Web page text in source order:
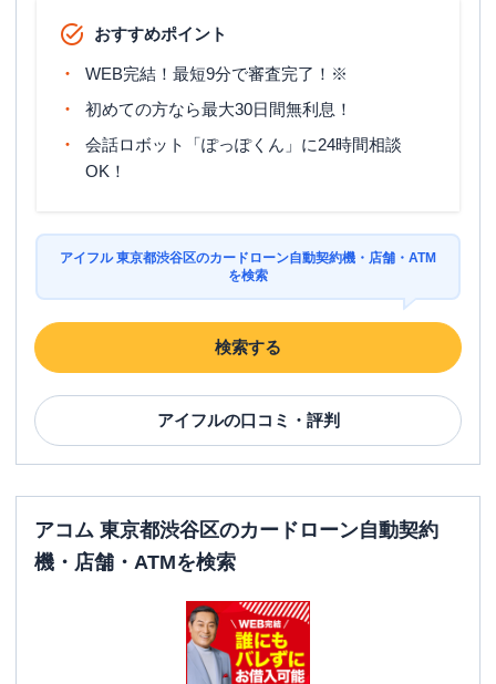
おすすめポイント
WEB完結！最短9分で審査完了！※
初めての方なら最大30日間無利息！
会話ロボット「ぽっぽくん」に24時間相談
OK！
アイフル 東京都渋谷区のカードローン自動契約機・店舗・ATM
を検索
検索する
アイフルの口コミ・評判
アコム 東京都渋谷区のカードローン自動契約
機・店舗・ATMを検索